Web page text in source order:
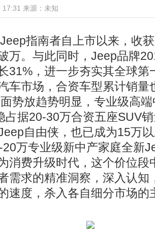
17:31 来源：未知
指南者自上市以来，收
万。与此同时，Jeep品牌
31%，进一步夯实其全球第
车市场，合资车型累计销量
势放趋势明显，专业级高
占据20-30万合资五座SUV
自由侠，也已成为15万
万专业级新中产家庭全新
消费升级时代，这个价位段
需求的精准洞察，深入认知
速度，杀入各自细分市场的